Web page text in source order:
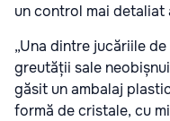
un control mai detaliat
„Una dintre jucăriile
greutății sale
găsit un ambalaj
formă de cristale, cu